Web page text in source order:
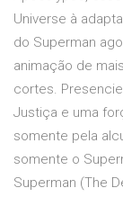
Universe à
do Superman
animação de
cortes.
Justiça e uma
somente pela
somente o
Superman (The